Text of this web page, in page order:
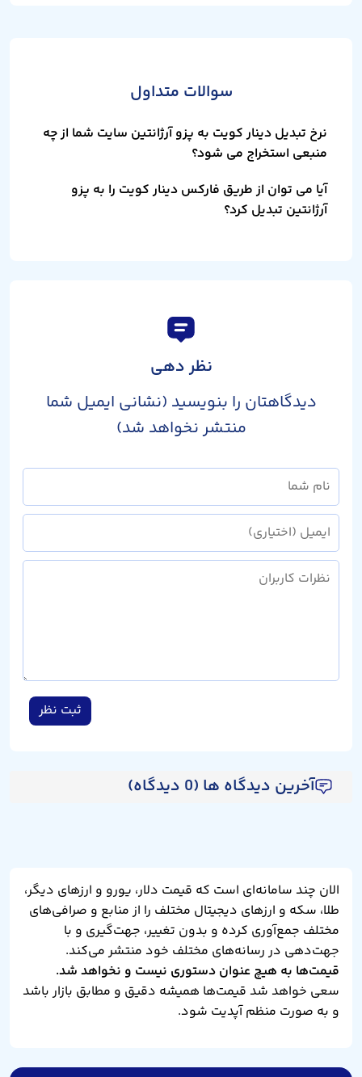
سوالات متداول
نرخ تبدیل دینار کویت به پزو آرژانتین سایت شما از چه
منبعی استخراج می شود؟
آیا می توان از طریق فارکس دینار کویت را به پزو
آرژانتین تبدیل کرد؟
نظر دهی
دیدگاهتان را بنویسید (نشانی ایمیل شما
منتشر نخواهد شد)
ثبت نظر
آخرین دیدگاه ها (0 دیدگاه)
الان چند سامانه‌ای است که قیمت دلار، یورو و ارزهای دیگر،
طلا، سکه و ارزهای دیجیتال مختلف را از منابع و صرافی‌های
مختلف جمع‌آوری کرده و بدون تغییر، جهت‌گیری و با
جهت‌دهی در رسانه‌های مختلف خود منتشر می‌کند.
قیمت‌ها به هیچ عنوان دستوری نیست و نخواهد شد.
سعی خواهد شد قیمت‌ها همیشه دقیق و مطابق بازار باشد
و به صورت منظم آپدیت شود.